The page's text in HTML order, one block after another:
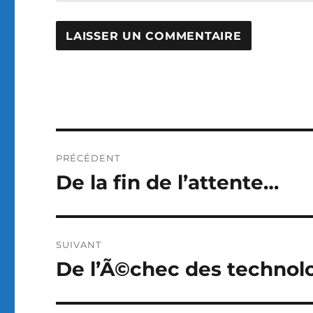
de
PRÉCÉDENT
Publication
De la fin de l’attente…
SUIVANT
Publication
De l’Ã©chec des